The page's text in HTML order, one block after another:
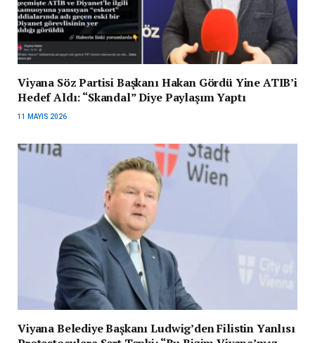
Viyana Söz Partisi Başkanı Hakan Gördü Yine ATIB’i
Hedef Aldı: “Skandal” Diye Paylaşım Yaptı
11 MAYIS 2026
Viyana Belediye Başkanı Ludwig’den Filistin Yanlısı